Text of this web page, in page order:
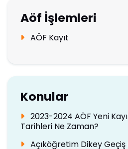
Aöf İşlemleri
AÖF Kayıt
Konular
2023-2024 AÖF Yeni
Tarihleri Ne Zaman?
Açıköğretim Dikey Geçiş